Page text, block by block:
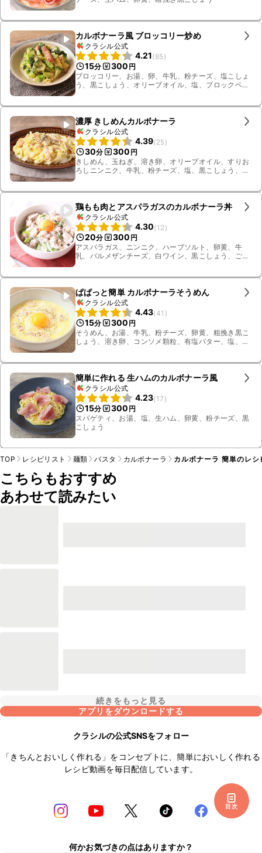
カルボナーラ風 ブロッコリー炒め
クラシル公式
4.21(85)
15分 300 円
ブロッコリー、お湯、卵、牛乳、粉チーズ、塩こしょ
う、黒こしょう、オリーブオイル、塩、ブロックベー
濃厚 きしめんカルボナーラ
クラシル公式
4.39(25)
30分 300 円
きしめん、玉ねぎ、溶き卵、オリーブオイル、すりお
ろしニンニク、牛乳、粉チーズ、塩、黒こしょう、薄
鶏もも肉とアスパラガスのカルボナーラ丼
クラシル公式
4.30(12 )
20分 300 円
アスパラガス、ニンニク、ハーブソルト、卵黄、牛
乳、パルメザンチーズ、白ワイン、黒こしょう、ごは
ぱぱっと簡単 カルボナーラそうめん
クラシル公式
4.43(41 )
15分 300 円
そうめん、お湯、牛乳、粉チーズ、卵黄、粗挽き黒こ
しょう、溶き卵、コンソメ顆粒、有塩バター、塩、薄
簡単に作れる 生ハムのカルボナーラ風
クラシル公式
4.23(17 )
15分 300 円
スパゲティ、お湯、塩、生ハム、卵黄、粉チーズ、黒
こしょう
目次
TOP レシピリスト 麺類 パスタ カルボナーラ カルボナーラ 簡単のレ
こちらもおすすめ
あわせて読みたい
続きをもっと見る
アプリをダウンロードする
クラシルの公式SNSをフォロー
「きちんとおいしく作れる」をコンセプトに、簡単においしく作れる
レシピ動画を毎日配信しています。
何かお気づきの点はありますか？